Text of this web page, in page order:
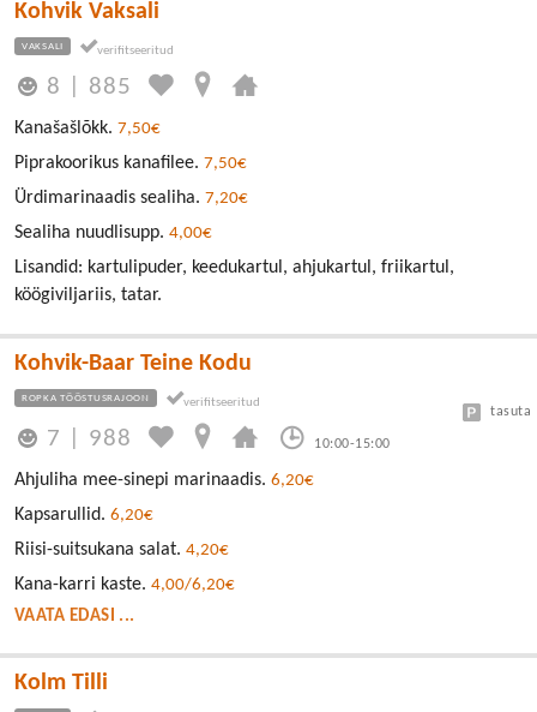
Kohvik Vaksali
VAKSALI
8 885
Kanašašlõkk. 7,50€
Piprakoorikus kanafilee. 7,50€
Ürdimarinaadis sealiha. 7,20€
Sealiha nuudlisupp. 4,00€
Lisandid: kartulipuder, keedukartul, ahjukartul, friikartul,
köögiviljariis, tatar.
Kohvik-Baar Teine Kodu
ROPKA TÖÖSTUSRAJOON
7 988 10:00-15:00
tasuta
Ahjuliha mee-sinepi marinaadis. 6,20€
Kapsarullid. 6,20€
Riisi-suitsukana salat. 4,20€
Kana-karri kaste. 4,00/6,20€
VAATA EDASI ...
Kolm Tilli